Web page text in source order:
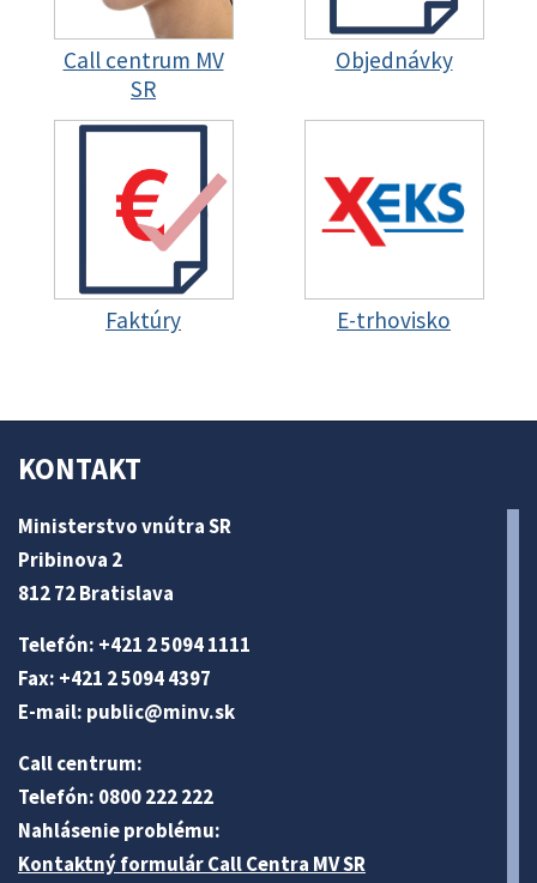
Call centrum MV
SR
Objednávky
Faktúry E-trhovisko
KONTAKT
Ministerstvo vnútra SR
Pribinova 2
812 72 Bratislava
Telefón: +421 2 5094 1111
Fax: +421 2 5094 4397
E-mail: public@minv.sk
Call centrum:
Telefón: 0800 222 222
Nahlásenie problému:
Kontaktný formulár Call Centra MV SR